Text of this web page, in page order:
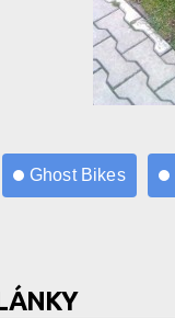
Ghost Bikes